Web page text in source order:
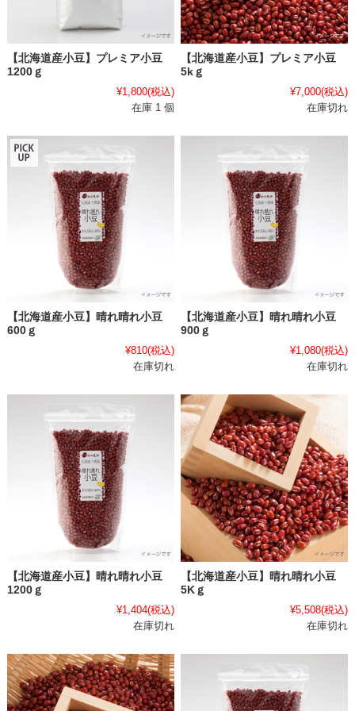
【北海道産小豆】プレミア小豆
1200ｇ
¥1,800(税込)
在庫 1 個
【北海道産小豆】プレミア小豆
5kｇ
¥7,000(税込)
在庫切れ
【北海道産小豆】晴れ晴れ小豆
600ｇ
¥810(税込)
在庫切れ
【北海道産小豆】晴れ晴れ小豆
900ｇ
¥1,080(税込)
在庫切れ
【北海道産小豆】晴れ晴れ小豆
1200ｇ
¥1,404(税込)
在庫切れ
【北海道産小豆】晴れ晴れ小豆
5Kｇ
¥5,508(税込)
在庫切れ